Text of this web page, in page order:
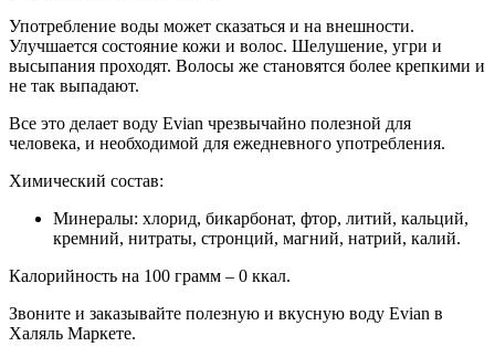
Употребление воды может сказаться и на внешности.
Улучшается состояние кожи и волос. Шелушение, угри и
высыпания проходят. Волосы же становятся более крепкими и
не так выпадают.
Все это делает воду Evian чрезвычайно полезной для
человека, и необходимой для ежедневного употребления.
Химический состав:
Минералы: хлорид, бикарбонат, фтор, литий, кальций,
кремний, нитраты, стронций, магний, натрий, калий.
Калорийность на 100 грамм – 0 ккал.
Звоните и заказывайте полезную и вкусную воду Evian в
Халяль Маркете.